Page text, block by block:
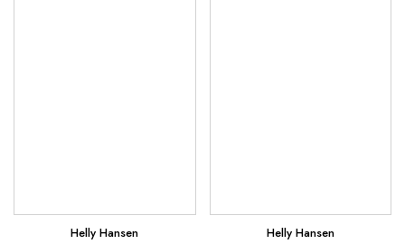
Helly Hansen
Helly Hansen